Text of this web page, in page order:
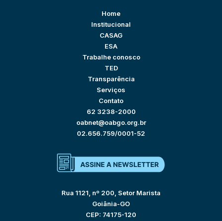
Home
Institucional
CASAG
ESA
Trabalhe conosco
TED
Transparência
Serviços
Contato
62 3238-2000
oabnet@oabgo.org.br
02.656.759/0001-52
Rua 1121, nº 200, Setor Marista
Goiânia-GO
CEP: 74175-120